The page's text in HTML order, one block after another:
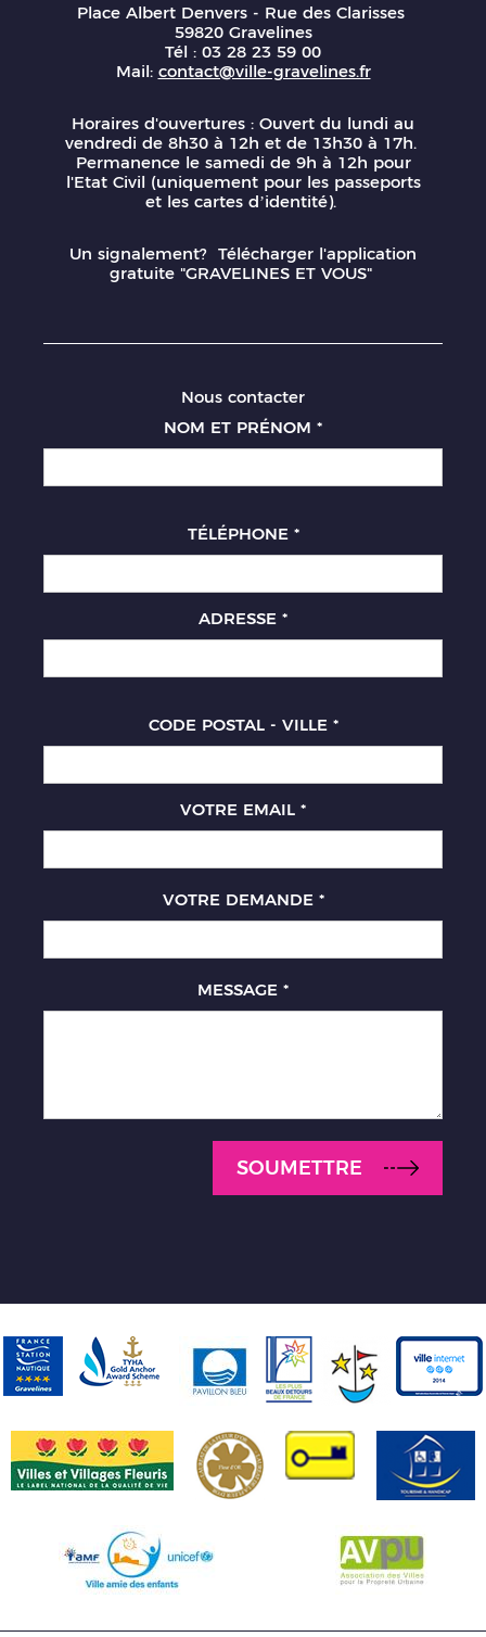
Place Albert Denvers - Rue des Clarisses
59820 Gravelines
Tél : 03 28 23 59 00
Mail: contact@ville-gravelines.fr
Horaires d'ouvertures : Ouvert du lundi au
vendredi de 8h30 à 12h et de 13h30 à 17h.
Permanence le samedi de 9h à 12h pour
l'Etat Civil (uniquement pour les passeports
et les cartes d’identité).
Un signalement? Télécharger l'application
gratuite "GRAVELINES ET VOUS"
Nous contacter
NOM ET PRÉNOM *
TÉLÉPHONE *
ADRESSE *
CODE POSTAL - VILLE *
VOTRE EMAIL *
VOTRE DEMANDE *
MESSAGE *
SOUMETTRE